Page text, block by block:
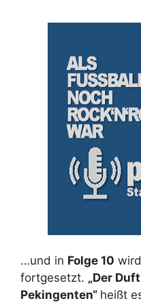
…und in Folge 10
fortgesetzt. „Der
Pekingenten“ heißt